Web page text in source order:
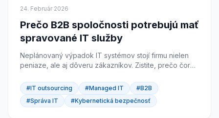
24. Február 2026
Prečo B2B spoločnosti potrebujú mať
spravované IT služby
Neplánovaný výpadok IT systémov stojí firmu nielen
peniaze, ale aj dôveru zákazníkov. Zistite, prečo čoraz
služby a čo tým konkrétne získajú.
#IT outsourcing #Managed IT
#B2B
#Správa IT
#Kybernetická bezpečnosť